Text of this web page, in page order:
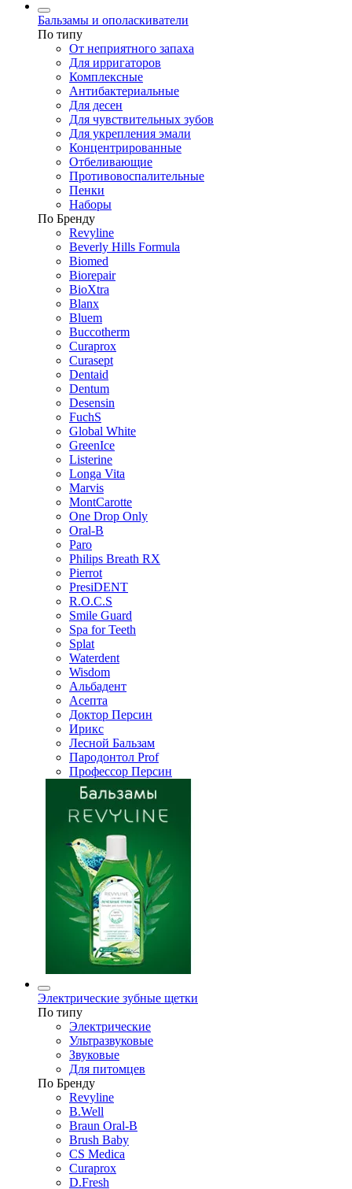
Бальзамы и ополаскиватели
По типу
От неприятного запаха
Для ирригаторов
Комплексные
Антибактериальные
Для десен
Для чувствительных зубов
Для укрепления эмали
Концентрированные
Отбеливающие
Противовоспалительные
Пенки
Наборы
По Бренду
Revyline
Beverly Hills Formula
Biomed
Biorepair
BioXtra
Blanx
Bluem
Buccotherm
Curaprox
Curasept
Dentaid
Dentum
Desensin
FuchS
Global White
GreenIce
Listerine
Longa Vita
Marvis
MontCarotte
One Drop Only
Oral-B
Paro
Philips Breath RX
Pierrot
PresiDENT
R.O.C.S
Smile Guard
Spa for Teeth
Splat
Waterdent
Wisdom
Альбадент
Асепта
Доктор Персин
Ирикс
Лесной Бальзам
Пародонтол Prof
Профессор Персин
Электрические зубные щетки
По типу
Электрические
Ультразвуковые
Звуковые
Для питомцев
По Бренду
Revyline
B.Well
Braun Oral-B
Brush Baby
CS Medica
Curaprox
D.Fresh